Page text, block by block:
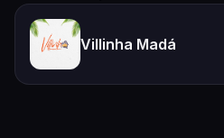
Villinha Madá